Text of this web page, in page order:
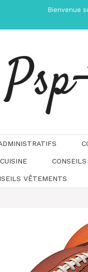
Bienvenue
VÊTEMENTS